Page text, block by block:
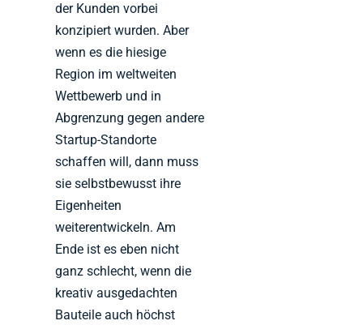
der Kunden vorbei
konzipiert wurden. Aber
wenn es die hiesige
Region im weltweiten
Wettbewerb und in
Abgrenzung gegen andere
Startup-Standorte
schaffen will, dann muss
sie selbstbewusst ihre
Eigenheiten
weiterentwickeln. Am
Ende ist es eben nicht
ganz schlecht, wenn die
kreativ ausgedachten
Bauteile auch höchst